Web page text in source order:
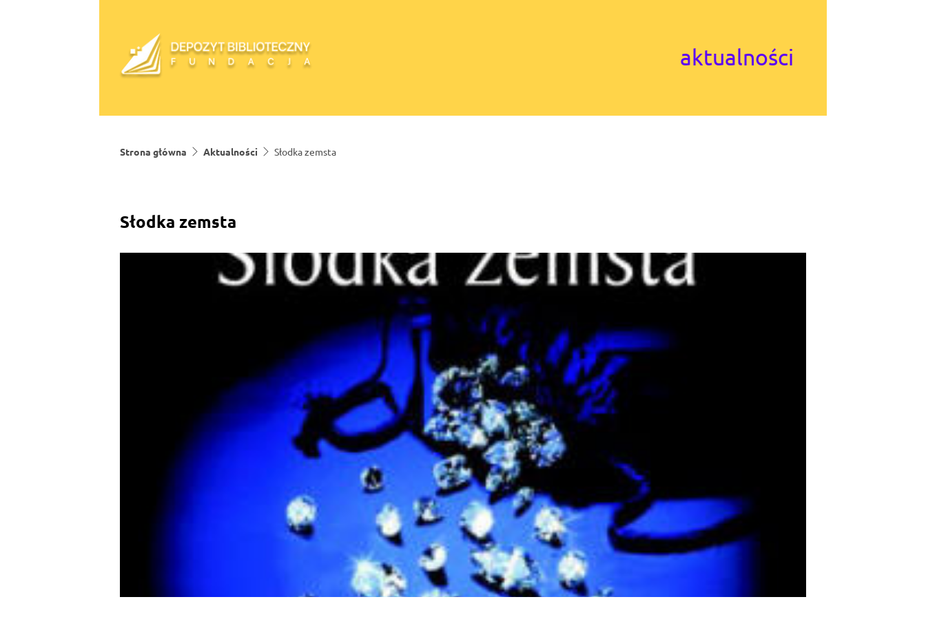
aktualności
Strona główna Aktualności Słodka zemsta
Słodka zemsta